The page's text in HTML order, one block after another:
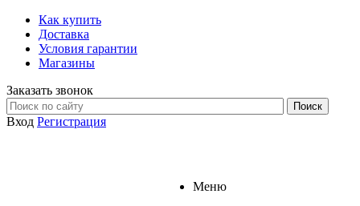
Как купить
Доставка
Условия гарантии
Магазины
Заказать звонок
Вход Регистрация
Меню